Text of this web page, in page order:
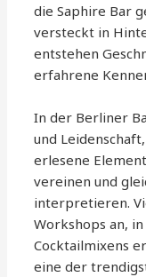
die Saphire Bar
versteckt in
entstehen
erfahrene
In der Berliner
und
erlesene
vereinen und
interpretieren.
Workshops an,
Cocktailmixens
eine der